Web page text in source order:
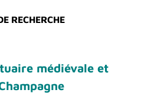
RECHERCHE
médiévale et